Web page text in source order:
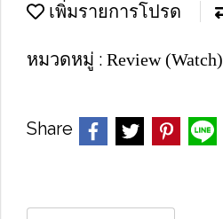
เพิ่มรายการโปรด
หมวดหมู่ : Review (Watch)
Share